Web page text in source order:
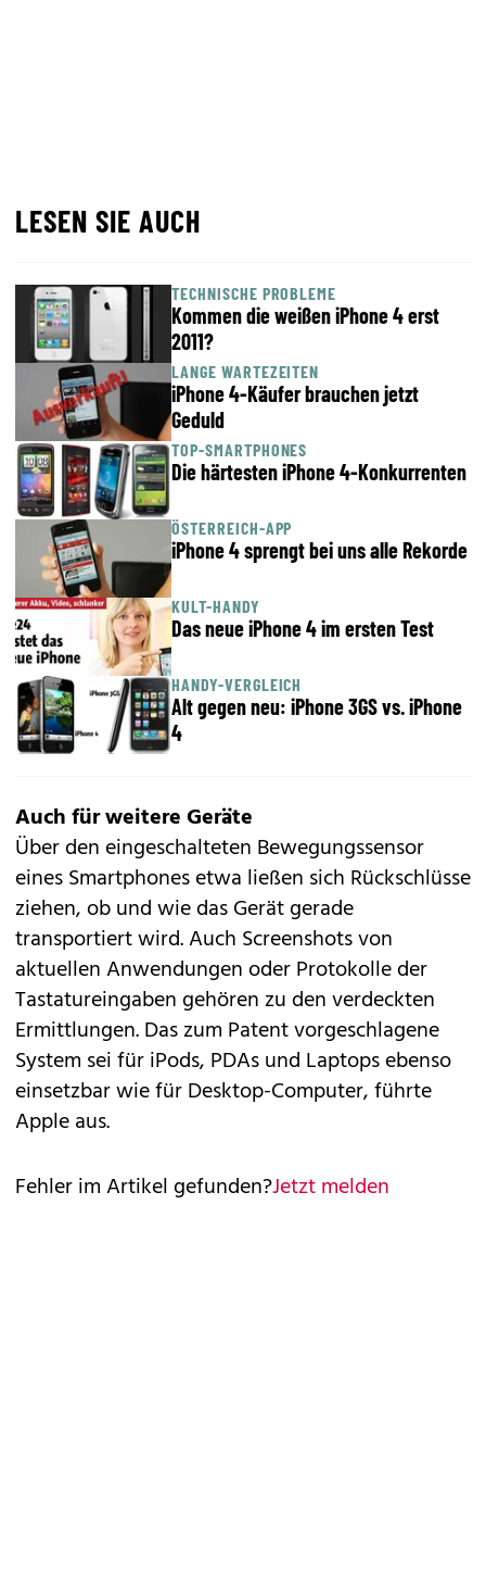
LESEN SIE AUCH
TECHNISCHE PROBLEME
Kommen die weißen iPhone 4 erst
2011?
LANGE WARTEZEITEN
iPhone 4-Käufer brauchen jetzt
Geduld
TOP-SMARTPHONES
Die härtesten iPhone 4-Konkurrenten
ÖSTERREICH-APP
iPhone 4 sprengt bei uns alle Rekorde
KULT-HANDY
Das neue iPhone 4 im ersten Test
HANDY-VERGLEICH
Alt gegen neu: iPhone 3GS vs. iPhone
4
Auch für weitere Geräte
Über den eingeschalteten Bewegungssensor
eines Smartphones etwa ließen sich Rückschlüsse
ziehen, ob und wie das Gerät gerade
transportiert wird. Auch Screenshots von
aktuellen Anwendungen oder Protokolle der
Tastatureingaben gehören zu den verdeckten
Ermittlungen. Das zum Patent vorgeschlagene
System sei füriPods, PDAs und Laptops ebenso
einsetzbar wie für Desktop-Computer, führte
Apple aus.
Fehler im Artikel gefunden?Jetzt melden